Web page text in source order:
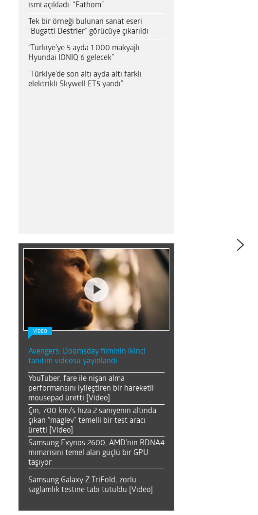
ismi açıkladı: “Fathom”
Tek bir örneği bulunan sanat eseri
“Bugatti Destrier” görücüye çıkarıldı
“Türkiye’ye 5 ayda 1.000 makyajlı
Hyundai IONIQ 6 gelecek”
“Türkiye’de son altı ayda altı farklı
elektrikli Skywell ET5 yandı”
VİDEO
Avengers: Doomsday filminin ikinci
tanıtım videosu yayınlandı
YouTuber, fare ile nişan alma
performansını iyileştiren bir hareketli
mousepad üretti [Video]
Çin, 700 km/s hıza 2 saniyenin altında
çıkan “maglev” temelli bir test aracı
üretti [Video]
Samsung Exynos 2600, AMD’nin RDNA4
mimarisini temel alan güçlü bir GPU
taşıyor
Samsung Galaxy Z TriFold, zorlu
sağlamlık testine tabi tutuldu [Video]